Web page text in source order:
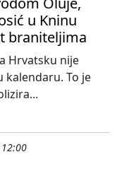
u Kninu
braniteljima
Hrvatsku nije
kalendaru. To je